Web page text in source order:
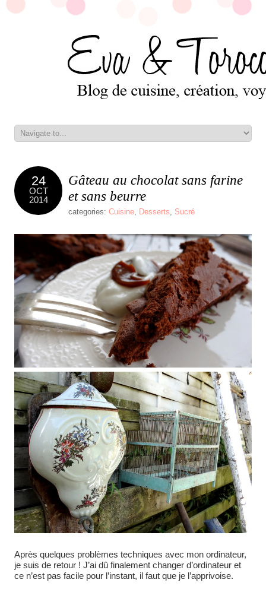
24
OCT
2014
Gâteau au chocolat sans farine
et sans beurre
categories: Cuisine, Desserts, Sucré
Après quelques problèmes techniques avec mon ordinateur,
je suis de retour ! J’ai dû finalement changer d’ordinateur et
ce n’est pas facile pour l’instant, il faut que je l’apprivoise.